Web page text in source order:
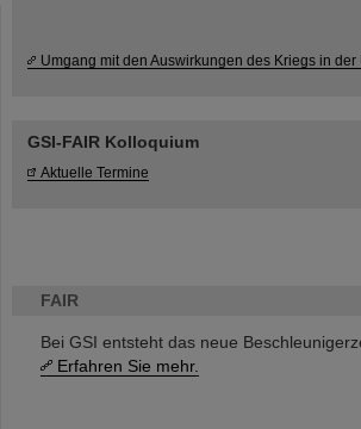
FAIR
Bei GSI entsteht das neue
Erfahren Sie mehr.
Umgang mit den Auswirkungen des Kriegs in der
GSI-FAIR Kolloquium
Aktuelle Termine